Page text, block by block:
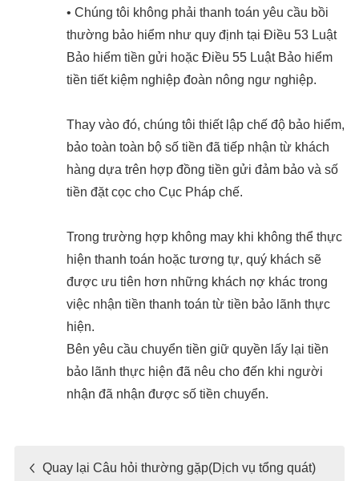
• Chúng tôi không phải thanh toán yêu cầu bồi
thường bảo hiểm như quy định tại Điều 53 Luật
Bảo hiểm tiền gửi hoặc Điều 55 Luật Bảo hiểm
tiền tiết kiệm nghiệp đoàn nông ngư nghiệp.
Thay vào đó, chúng tôi thiết lập chế độ bảo hiểm,
bảo toàn toàn bộ số tiền đã tiếp nhận từ khách
hàng dựa trên hợp đồng tiền gửi đảm bảo và số
tiền đặt cọc cho Cục Pháp chế.
Trong trường hợp không may khi không thể thực
hiện thanh toán hoặc tương tự, quý khách sẽ
được ưu tiên hơn những khách nợ khác trong
việc nhận tiền thanh toán từ tiền bảo lãnh thực
hiện.
Bên yêu cầu chuyển tiền giữ quyền lấy lại tiền
bảo lãnh thực hiện đã nêu cho đến khi người
nhận đã nhận được số tiền chuyển.
Quay lại Câu hỏi thường gặp(Dịch vụ tổng quát)